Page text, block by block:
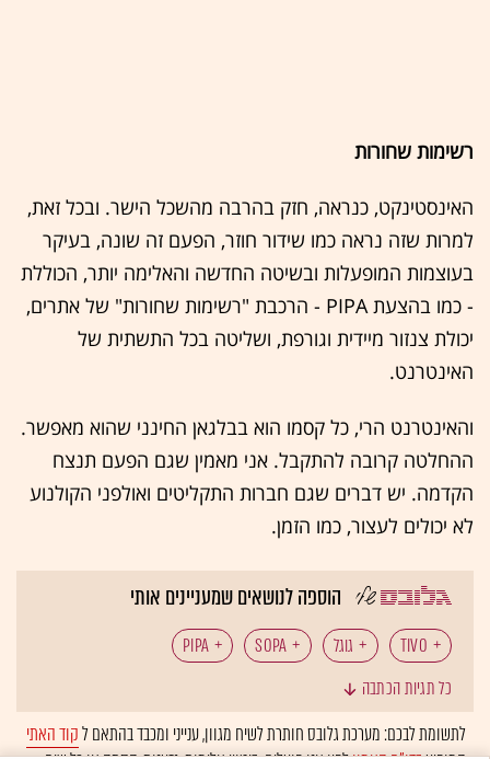
רשימות שחורות
האינסטינקט, כנראה, חזק בהרבה מהשכל הישר. ובכל זאת,
למרות שזה נראה כמו שידור חוזר, הפעם זה שונה, בעיקר
בעוצמות המופעלות ובשיטה החדשה והאלימה יותר, הכוללת
- כמו בהצעת PIPA - הרכבת "רשימות שחורות" של אתרים,
יכולת צנזור מיידית וגורפת, ושליטה בכל התשתית של
האינטרנט.
והאינטרנט הרי, כל קסמו הוא בבלגאן החינני שהוא מאפשר.
ההחלטה קרובה להתקבל. אני מאמין שגם הפעם תנצח
הקדמה. יש דברים שגם חברות התקליטים ואולפני הקולנוע
לא יכולים לעצור, כמו הזמן.
הוספה לנושאים שמעניינים אותי
TIVO גוגל SOPA
PIPA
כל תגיות הכתבה
לתשומת לבכם: מערכת גלובס חותרת לשיח מגוון, ענייני ומכבד בהתאם לקוד האתי